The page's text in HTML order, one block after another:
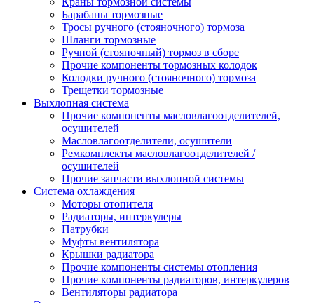
Барабаны тормозные
Тросы ручного (стояночного) тормоза
Шланги тормозные
Ручной (стояночный) тормоз в сборе
Прочие компоненты тормозных колодок
Колодки ручного (стояночного) тормоза
Трещетки тормозные
Выхлопная система
Прочие компоненты масловлагоотделителей,
осушителей
Масловлагоотделители, осушители
Ремкомплекты масловлагоотделителей /
осушителей
Прочие запчасти выхлопной системы
Система охлаждения
Моторы отопителя
Радиаторы, интеркулеры
Патрубки
Муфты вентилятора
Крышки радиатора
Прочие компоненты системы отопления
Прочие компоненты радиаторов, интеркулеров
Вентиляторы радиатора